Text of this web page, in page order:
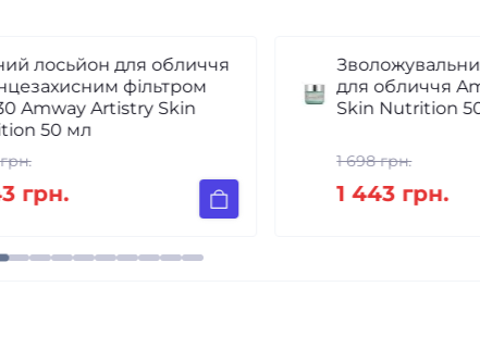
Зволожувальний гель-крем
для обличчя Amway Artistry
Skin Nutrition 50 мл